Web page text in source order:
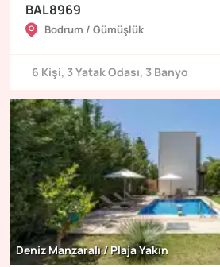
BAL8969
Bodrum / Gümüşlük
6 Kişi, 3Yatak Odası, 3 Banyo
Deniz Manzaralı / Plaja Yakın